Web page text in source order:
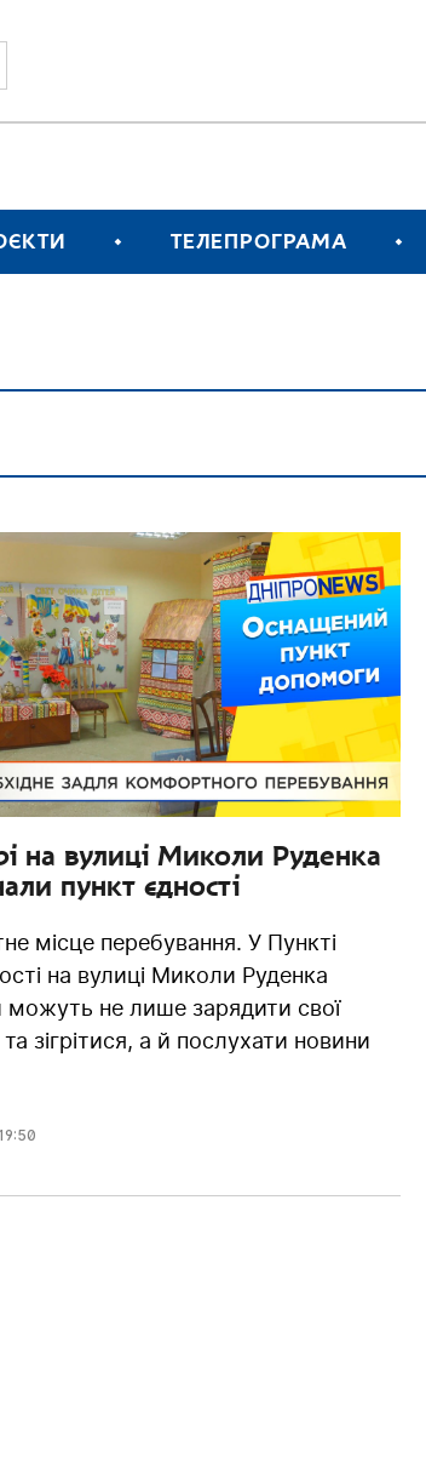
ТЕЛЕПРОГРАМА
на вулиці Миколи Руденка
пункт єдності
місце перебування. У Пункті
на вулиці Миколи Руденка
можуть не лише зарядити свої
зігрітися, а й послухати новини
19:50